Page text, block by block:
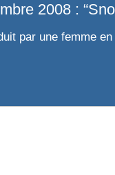
2008 :
par une femme